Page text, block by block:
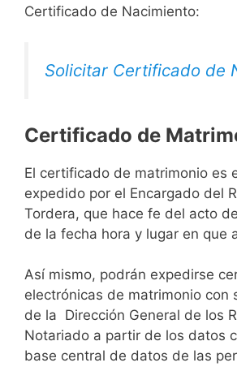
Certificado de Nacimiento:
Solicitar Certificado de
Certificado de
El certificado de matrimonio es
expedido por el Encargado del
Tordera, que hace fe del acto
de la fecha hora y lugar en que
Así mismo, podrán expedirse
electrónicas de matrimonio con
de la Dirección General de los
Notariado a partir de los datos
base central de datos de las